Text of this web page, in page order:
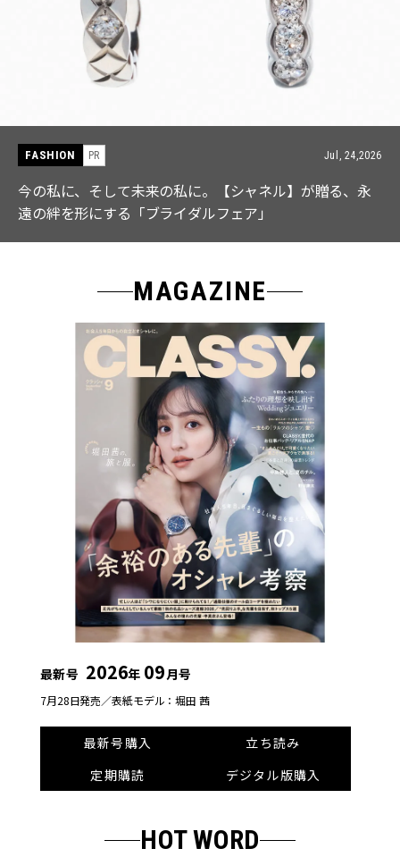
FASHION Jul, 15,2026
【ICB】人気インフルエンサーと共同制作! 週5で着たく
なる「名品ブラウス」２選
MAGAZINE
最新号 2026年 09月号
7月28日発売／表紙モデル：堀田 茜
最新号購入
立ち読み
定期購読
デジタル版購入
HOT WORD